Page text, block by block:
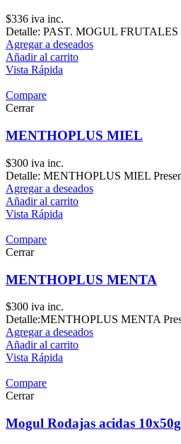
$336 iva inc.
Detalle: PAST. MOGUL FRUTALES
Agregar a deseados
Añadir al carrito
Vista Rápida
Compare
Cerrar
MENTHOPLUS MIEL
$300 iva inc.
Detalle: MENTHOPLUS MIEL
Agregar a deseados
Añadir al carrito
Vista Rápida
Compare
Cerrar
MENTHOPLUS MENTA
$300 iva inc.
Detalle:MENTHOPLUS MENTA
Agregar a deseados
Añadir al carrito
Vista Rápida
Compare
Cerrar
Mogul Rodajas acidas 10x50g